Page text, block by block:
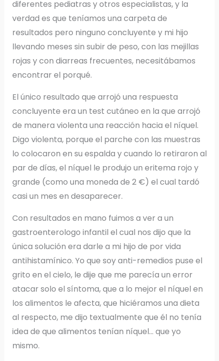
diferentes pediatras y otros especialistas, y la
verdad es que teníamos una carpeta de
resultados pero ninguno concluyente y mi hijo
llevando meses sin subir de peso, con las mejillas
rojas y con diarreas frecuentes, necesitábamos
encontrar el porqué.
El único resultado que arrojó una respuesta
concluyente era un test cutáneo en la que arrojó
de manera violenta una reacción hacia el níquel.
Digo violenta, porque el parche con las muestras
lo colocaron en su espalda y cuando lo retiraron al
par de días, el níquel le produjo un eritema rojo y
grande (como una moneda de 2 €) el cual tardó
casi un mes en desaparecer.
Con resultados en mano fuimos a ver a un
gastroenterologo infantil el cual nos dijo que la
única solución era darle a mi hijo de por vida
antihistamínico. Yo que soy anti-remedios puse el
grito en el cielo, le dije que me parecía un error
atacar solo el síntoma, que a lo mejor el níquel en
los alimentos le afecta, que hiciéramos una dieta
al respecto, me dijo textualmente que él no tenía
idea de que alimentos tenían níquel… que yo
mismo.